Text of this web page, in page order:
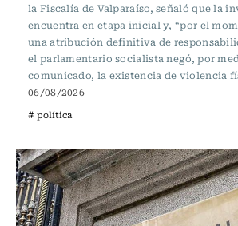
la Fiscalía de Valparaíso, señaló que la
encuentra en etapa inicial y, “por el
una atribución definitiva de
el parlamentario socialista negó, por
comunicado, la existencia de violencia
06/08/2026
# política